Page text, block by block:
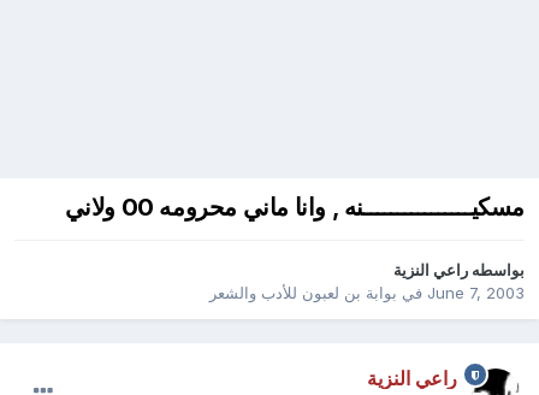
مسكيــــــــــــــــنه , وانا ماني محرومه 00 ولاني
بواسطه راعي النزية
June 7, 2003في بوابة بن لعبون للأدب والشعر
راعي النزية